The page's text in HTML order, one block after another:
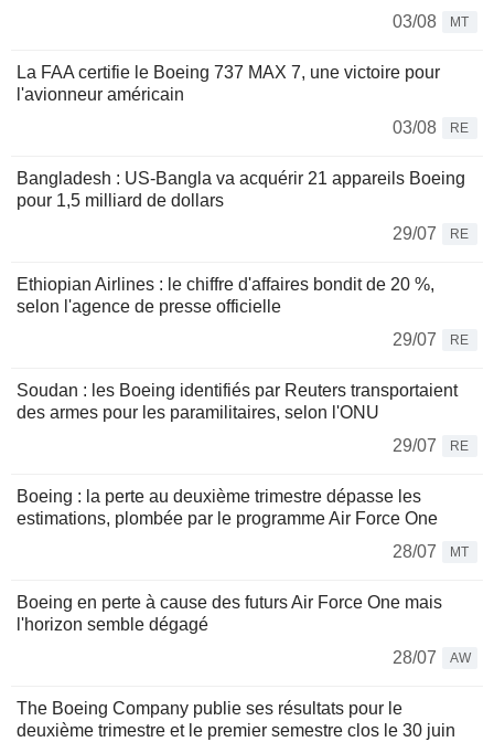
03/08
MT
La FAA certifie le Boeing 737 MAX 7, une victoire pour
l'avionneur américain
03/08
RE
Bangladesh : US-Bangla va acquérir 21 appareils Boeing
pour 1,5 milliard de dollars
29/07
RE
Ethiopian Airlines : le chiffre d'affaires bondit de 20 %,
selon l'agence de presse officielle
29/07
RE
Soudan : les Boeing identifiés par Reuters transportaient
des armes pour les paramilitaires, selon l'ONU
29/07
RE
Boeing : la perte au deuxième trimestre dépasse les
estimations, plombée par le programme Air Force One
28/07
MT
Boeing en perte à cause des futurs Air Force One mais
l'horizon semble dégagé
28/07
AW
The Boeing Company publie ses résultats pour le
deuxième trimestre et le premier semestre clos le 30 juin